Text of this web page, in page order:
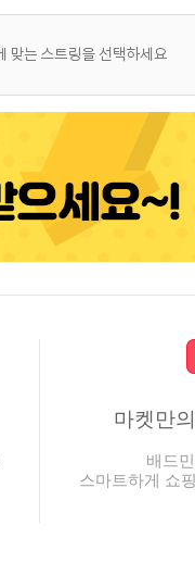
마켓만
배드
스마트하게 쇼